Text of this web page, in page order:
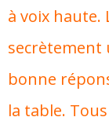
à voix haute.
secrètement
bonne
la table.